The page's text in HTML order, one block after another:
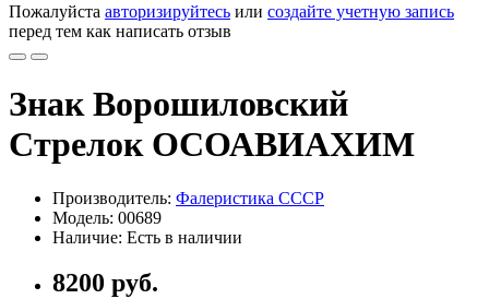
Пожалуйста авторизируйтесь или создайте учетную запись
перед тем как написать отзыв
Знак Ворошиловский
Стрелок ОСОАВИАХИМ
Производитель: Фалеристика СССР
Модель: 00689
Наличие: Есть в наличии
8200 руб.